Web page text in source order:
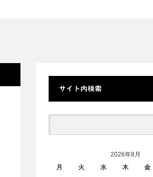
サイト内検索
2026年8月
月
火 水 木 金